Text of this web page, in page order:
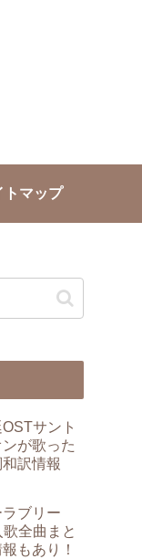
トマップ
サント
が歌った
訳情報
ブリー
全曲まと
もあり！